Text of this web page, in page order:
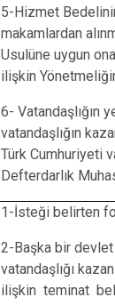
5-Hizmet
makamlardan
Usulüne uygun
ilişkin
6- Vatandaşlığın
vatandaşlığın
Türk Cumhuriyeti
Defterdarlık
1-İsteği belirten
2-Başka bir devlet
vatandaşlığı
ilişkin teminat